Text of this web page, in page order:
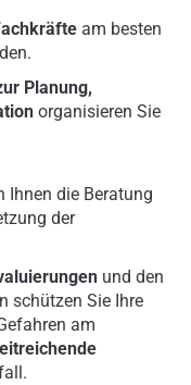
am besten
Planung,
organisieren Sie
Ihnen die Beratung
der
und den
schützen Sie Ihre
am